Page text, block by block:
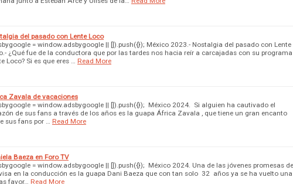
del pasado con Lente Loco
= window.adsbygoogle || []).push({}); México 2023.- Nostalgia del pasado con Lente
¿Qué fue de la conductora que por las tardes nos hacia reír a carcajadas con su programa
Loco? Si es que eres …
Read More
Zavala de vacaciones
= window.adsbygoogle || []).push({}); México 2024. Si alguien ha cautivado el
de sus fans a través de los años es la guapa África Zavala , que tiene un gran encanto
sus fans por …
Read More
Baeza en Foro TV
= window.adsbygoogle || []).push({}); México 2024. Una de las jóvenes promesas de
en la conducción es la guapa Dani Baeza que con tan solo 32 años ya se ha vuelto una
favor…
Read More